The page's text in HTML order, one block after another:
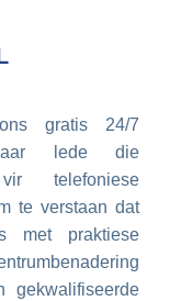
gratis 24/7
lede die
telefoniese
te verstaan dat
met praktiese